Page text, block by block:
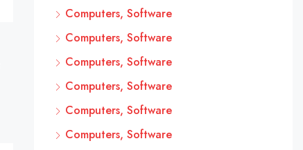
Computers, Software
Computers, Software
Computers, Software
Computers, Software
Computers, Software
Computers, Software